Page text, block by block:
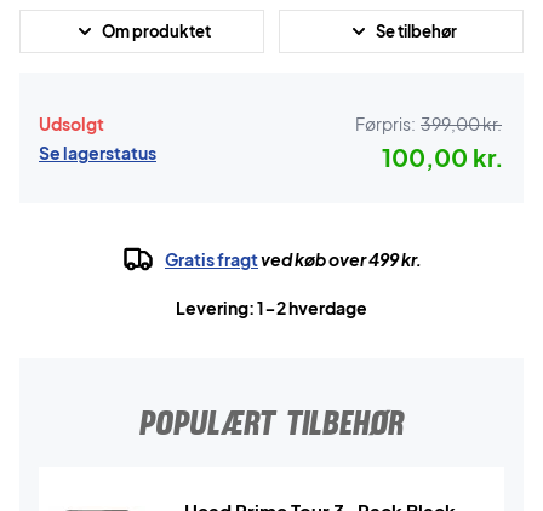
Om produktet Se tilbehør
Udsolgt
Se lagerstatus
Førpris: 399,00 kr.
100,00 kr.
Gratis fragtved køb over 499 kr.
Levering: 1-2 hverdage
POPULÆRT TILBEHØR